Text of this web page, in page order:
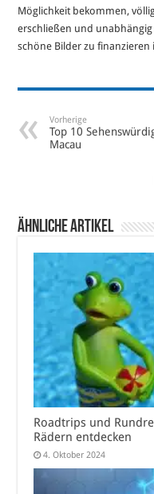
Möglichkeit bekommen,
erschließen und
schöne Bilder zu finanzieren
Vorherige
Top 10
Macau
Ähnliche Artikel
Roadtrips und
Rädern entdecken
4. Oktober 2024